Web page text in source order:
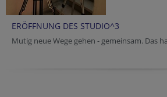
ERÖFFNUNG DES STUDIO^3
Mutig neue Wege gehen - gemeinsam. Das